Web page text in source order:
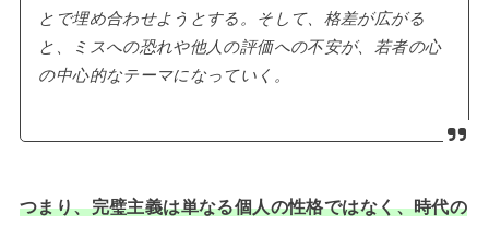
とで埋め合わせようとする。そして、格差が広がる
と、ミスへの恐れや他人の評価への不安が、若者の心
の中心的なテーマになっていく。
つまり、完璧主義は単なる個人の性格ではなく、時代の